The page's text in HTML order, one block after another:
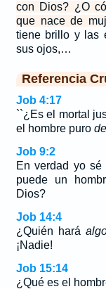
con Dios? ¿O
que nace de
tiene brillo y las
sus ojos,…
Referencia
Job 4:17
``¿Es el mortal
el hombre puro
Job 9:2
En verdad yo
puede un
Dios?
Job 14:4
¿Quién hará
¡Nadie!
Job 15:14
¿Qué es el